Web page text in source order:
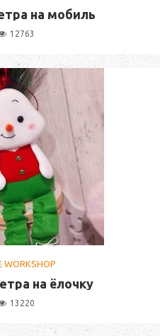
на мобиль
12763
WORKSHOP
на ёлочку
13220